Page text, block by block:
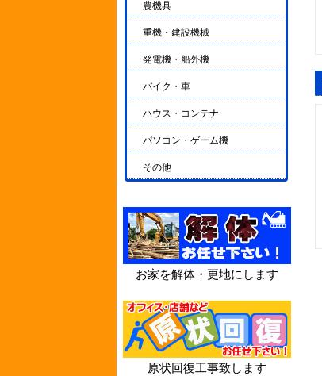
農機具
重機・建設機械
発電機・船外機
バイク・車
ハウス・コンテナ
パソコン・ゲーム機
その他
お家を解体・更地にします
原状回復工事致します